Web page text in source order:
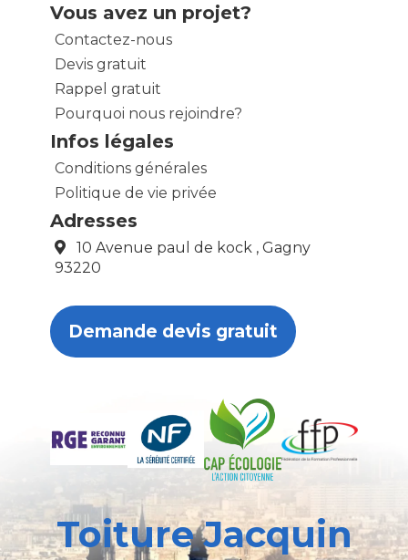
Vous avez un projet?
Contactez-nous
Devis gratuit
Rappel gratuit
Pourquoi nous rejoindre?
Infos légales
Conditions générales
Politique de vie privée
Adresses
10 Avenue paul de kock , Gagny
93220
Demande devis gratuit
Toiture Jacquin